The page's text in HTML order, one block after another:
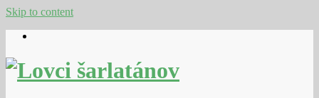
Skip to content